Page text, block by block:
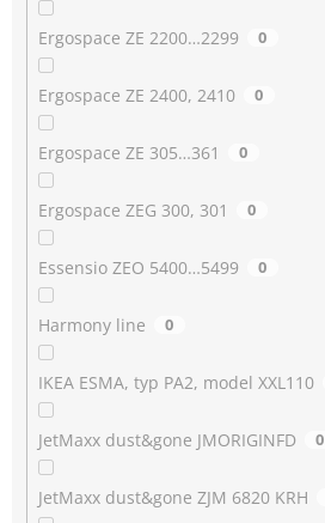
Ergospace ZE 2200…2299 0
Ergospace ZE 2400, 2410 0
Ergospace ZE 305…361 0
Ergospace ZEG 300, 301 0
Essensio ZEO 5400…5499 0
Harmony line 0
IKEA ESMA, typ PA2, model XXL110
JetMaxx dust&gone JMORIGINFD 0
JetMaxx dust&gone ZJM 6820 KRH